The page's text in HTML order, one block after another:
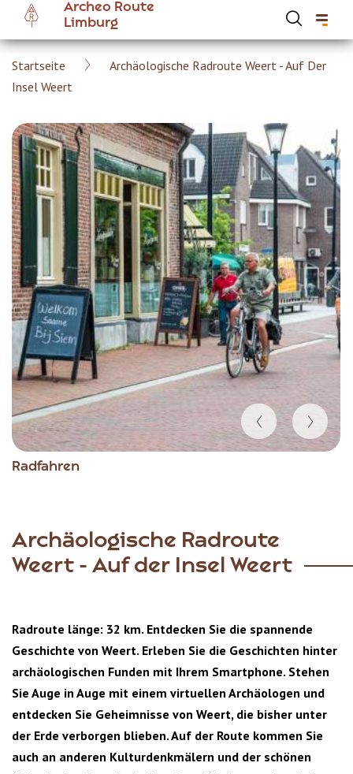
main
content
Archeo Route
Limburg
Breadcrumb
Startseite
Archäologische Radroute Weert - Auf Der
Insel Weert
Radfahren
Item
Archäologische Radroute
Weert - Auf der Insel Weert
Radroute länge: 32 km. Entdecken Sie die spannende
Geschichte von Weert. Erleben Sie die Geschichten hinter
archäologischen Funden mit Ihrem Smartphone. Stehen
Sie Auge in Auge mit einem virtuellen Archäologen und
entdecken Sie Geheimnisse von Weert, die bisher unter
der Erde verborgen blieben. Auf der Route kommen Sie
auch an anderen Kulturdenkmälern und der schönen